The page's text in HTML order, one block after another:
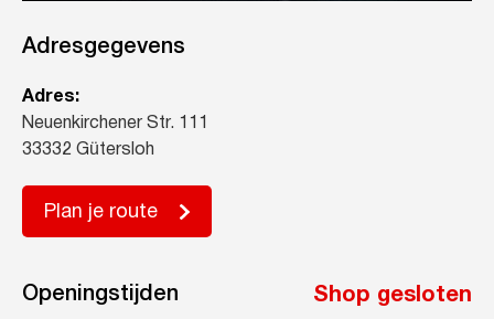
Adresgegevens
Adres:
Neuenkirchener Str. 111
33332 Gütersloh
Plan je route
Openingstijden Shop gesloten